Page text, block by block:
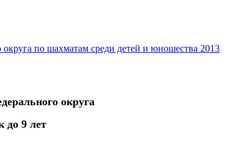
по шахматам среди детей и юношества 2013
округа
до 9 лет